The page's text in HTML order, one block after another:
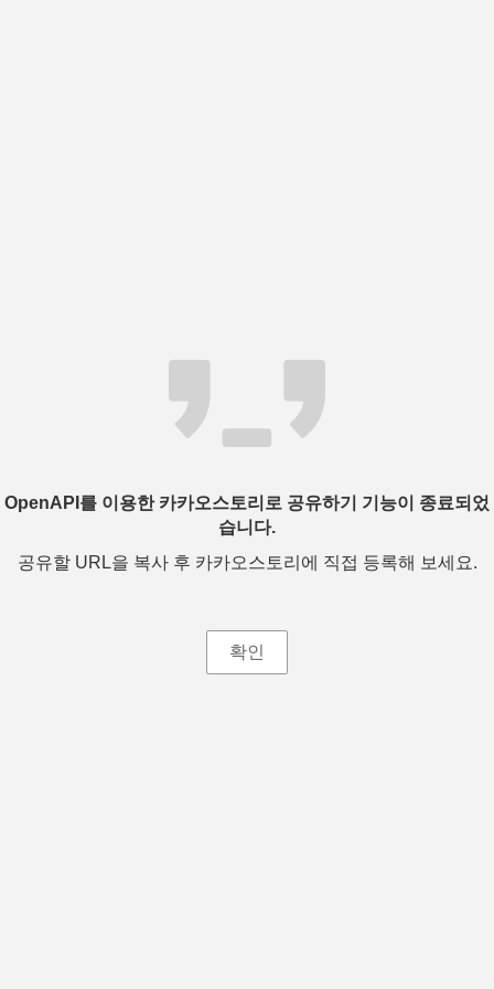
OpenAPI를 이용한 카카오스토리로 공유하기 기능이 종료되었
습니다.
공유할 URL을 복사 후 카카오스토리에 직접 등록해 보세요.
확인